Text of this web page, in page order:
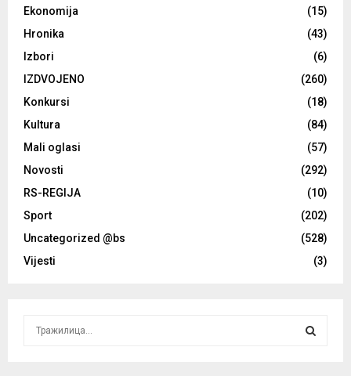
Ekonomija
(15)
Hronika
(43)
Izbori
(6)
IZDVOJENO
(260)
Konkursi
(18)
Kultura
(84)
Mali oglasi
(57)
Novosti
(292)
RS-REGIJA
(10)
Sport
(202)
Uncategorized @bs
(528)
Vijesti
(3)